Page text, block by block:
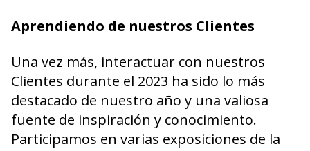
Aprendiendo de nuestros Clientes
Una vez más, interactuar con nuestros
Clientes durante el 2023 ha sido lo más
destacado de nuestro año y una valiosa
fuente de inspiración y conocimiento.
Participamos en varias exposiciones de la